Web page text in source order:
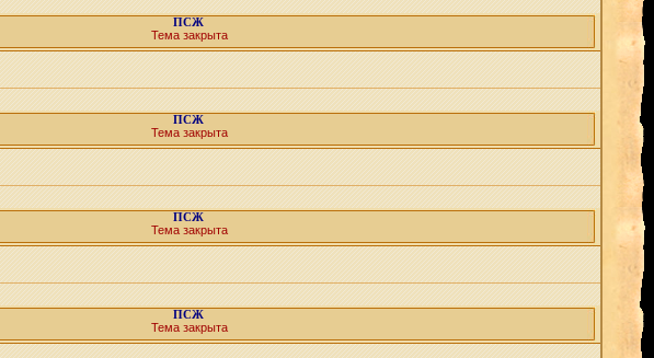
ПСЖ
Тема закрыта
ПСЖ
Тема закрыта
ПСЖ
Тема закрыта
ПСЖ
Тема закрыта